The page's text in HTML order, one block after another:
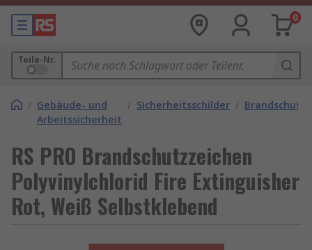
0
Teile-Nr.
/ Gebäude- und
Arbeitssicherheit
/ Sicherheitsschilder /
RS PRO Brandschutzzeichen
Polyvinylchlorid Fire Extinguisher
Rot, Weiß Selbstklebend